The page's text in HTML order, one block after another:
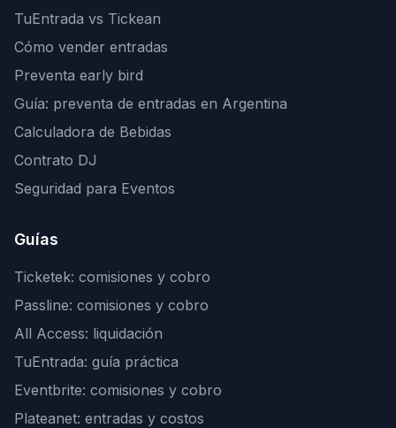
TuEntrada vs Tickean
Cómo vender entradas
Preventa early bird
Guía: preventa de entradas en Argentina
Calculadora de Bebidas
Contrato DJ
Seguridad para Eventos
Guías
Ticketek: comisiones y cobro
Passline: comisiones y cobro
All Access: liquidación
TuEntrada: guía práctica
Eventbrite: comisiones y cobro
Plateanet: entradas y costos